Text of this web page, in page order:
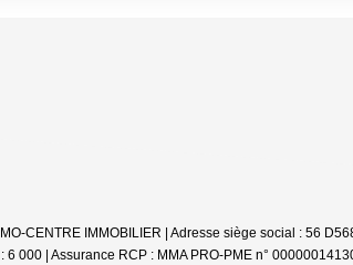
CENTRE IMMOBILIER | Adresse siège social : 56
000 | Assurance RCP : MMA PRO-PME n°